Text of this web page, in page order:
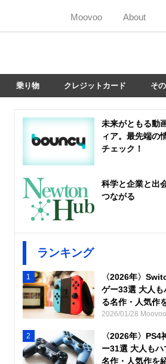
Moovoo About
乗り物 クレジットカード そ
未来がともる動
ィア。最先端の
チェック！
科学と企業と出
つながる
ランキング
1
〈2026年〉
ゲー33選 大人も
る名作・人気作
2026/01/28 Moovoo
2
〈2026年〉PS4
ー31選 大人もハ
名作・人気作を